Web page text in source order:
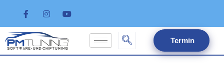
Termin